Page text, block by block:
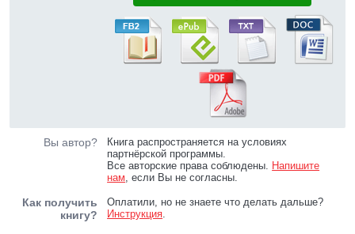
Вы автор?
Книга распространяется на условиях
партнёрской программы.
Все авторские права соблюдены. Напишите
нам, если Вы не согласны.
Как получить
книгу?
Оплатили, но не знаете что делать дальше?
Инструкция.